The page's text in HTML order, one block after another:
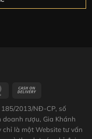
mát
2013/NĐ-CP, số
rượu, Gia Khánh
là một Website tư vấn